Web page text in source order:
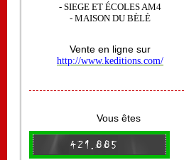
- SIEGE ET ÉCOLES AM4
- MAISON DU BÈLÈ
Vente en ligne sur
http://www.keditions.com/
Vous êtes